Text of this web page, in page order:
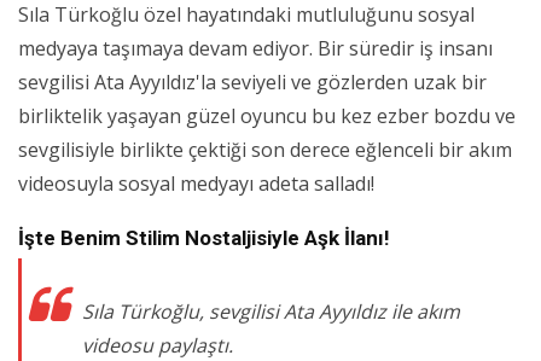
Sıla Türkoğlu özel hayatındaki mutluluğunu sosyal
medyaya taşımaya devam ediyor. Bir süredir iş insanı
sevgilisi Ata Ayyıldız'la seviyeli ve gözlerden uzak bir
birliktelik yaşayan güzel oyuncu bu kez ezber bozdu ve
sevgilisiyle birlikte çektiği son derece eğlenceli bir akım
videosuyla sosyal medyayı adeta salladı!
İşte Benim Stilim Nostaljisiyle Aşk İlanı!
Sıla Türkoğlu, sevgilisi Ata Ayyıldız ile akım
videosu paylaştı.